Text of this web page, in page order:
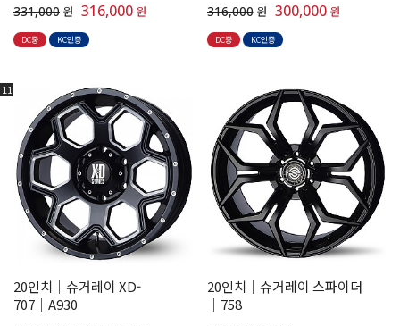
331,000 원 316,000 원
DC중 KC인증
316,000 원 300,000 원
DC중 KC인증
11
20인치│슈거레이 XD-
707│A930
20인치│슈거레이 스파이더
│758